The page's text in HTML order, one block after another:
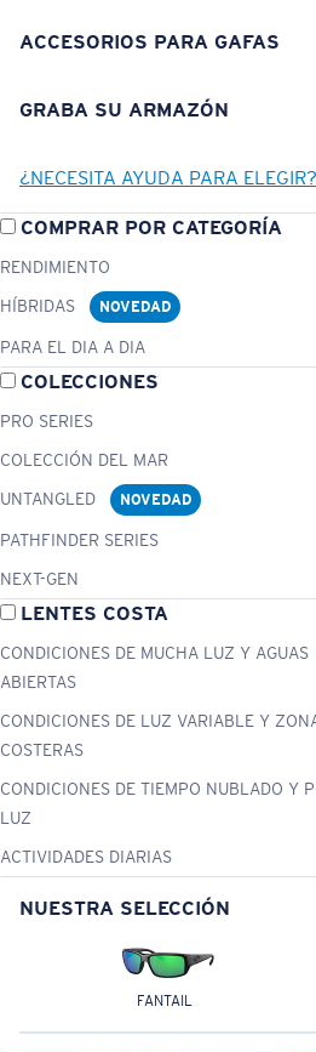
ACCESORIOS PARA GAFAS
GRABA SU ARMAZÓN
¿NECESITA AYUDA PARA ELEGIR?
COMPRAR POR CATEGORÍA
RENDIMIENTO
HÍBRIDAS
NOVEDAD
PARA EL DIA A DIA
COLECCIONES
PRO SERIES
COLECCIÓN DEL MAR
UNTANGLED
NOVEDAD
PATHFINDER SERIES
NEXT-GEN
LENTES COSTA
CONDICIONES DE MUCHA LUZ Y AGUAS
ABIERTAS
CONDICIONES DE LUZ VARIABLE Y
COSTERAS
CONDICIONES DE TIEMPO NUBLADO Y
LUZ
ACTIVIDADES DIARIAS
NUESTRA SELECCIÓN
FANTAIL